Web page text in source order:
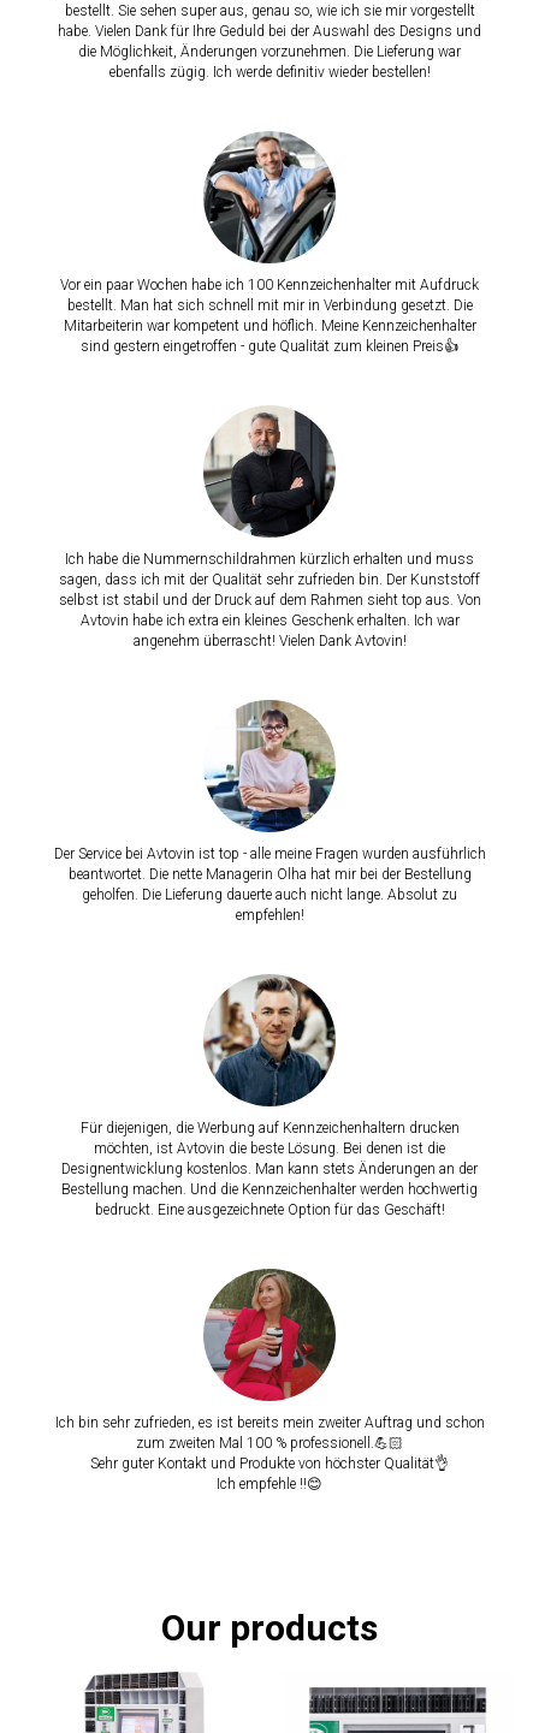
bestellt. Sie sehen super aus, genau so, wie ich sie mir vorgestellt
habe. Vielen Dank für Ihre Geduld bei der Auswahl des Designs und
die Möglichkeit, Änderungen vorzunehmen. Die Lieferung war
ebenfalls zügig. Ich werde definitiv wieder bestellen!
Vor ein paar Wochen habe ich 100 Kennzeichenhalter mit Aufdruck
bestellt. Man hat sich schnell mit mir in Verbindung gesetzt. Die
Mitarbeiterin war kompetent und höflich. Meine Kennzeichenhalter
sind gestern eingetroffen - gute Qualität zum kleinen Preis👍
Ich habe die Nummernschildrahmen kürzlich erhalten und muss
sagen, dass ich mit der Qualität sehr zufrieden bin. Der Kunststoff
selbst ist stabil und der Druck auf dem Rahmen sieht top aus. Von
Avtovin habe ich extra ein kleines Geschenk erhalten. Ich war
angenehm überrascht! Vielen Dank Avtovin!
Der Service bei Avtovin ist top - alle meine Fragen wurden ausführlich
beantwortet. Die nette Managerin Olha hat mir bei der Bestellung
geholfen. Die Lieferung dauerte auch nicht lange. Absolut zu
empfehlen!
Für diejenigen, die Werbung auf Kennzeichenhaltern drucken
möchten, ist Avtovin die beste Lösung. Bei denen ist die
Designentwicklung kostenlos. Man kann stets Änderungen an der
Bestellung machen. Und die Kennzeichenhalter werden hochwertig
bedruckt. Eine ausgezeichnete Option für das Geschäft!
Ich bin sehr zufrieden, es ist bereits mein zweiter Auftrag und schon
zum zweiten Mal 100 % professionell.💪🏻
Sehr guter Kontakt und Produkte von höchster Qualität👌
Ich empfehle !!😊
Our products